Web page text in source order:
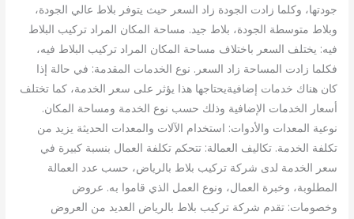
جودتها، وكلما زادت الجودة زاد السعر حيث يتوفر بلاط عالي الجودة،
وبلاط متوسطة الجودة، بلاط جيد. مساحة المكان المراد تركيب البلاط
فيه: يختلف السعر باختلاف مساحة المكان المراد تركيب البلاط فيه،
فكلما زادت المساحة زاد السعر. نوع الخدمات المقدمة: في حالة إذا
كان هناك خدمات إضافيةيحتاجها هذا يؤثر على سعر الخدمة، كما تختلف
أسعار الخدمات الإضافية وذلك حسب نوع الخدمة ومساحة المكان.
نوعية المعدات والأدوات: استخدام الآلات والمعدات الحديثة يزيد من
تكلفة الخدمة. تكاليف العمالة: تتحكم تكلفة العمال بنسبة كبيرة في
سعر الخدمة لدى شركة تركيب بلاط بالرياض، حسب عدد العمالة
المطلوبة، وخبرة العمال، ونوع العمل الذي قاموا به. عروض
وخصومات: تقدم شركة تركيب بلاط بالرياض العديد من العروض